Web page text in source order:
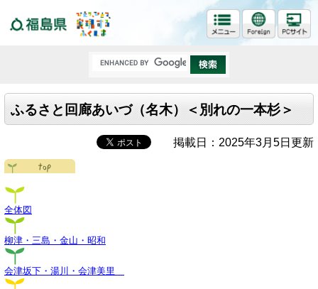
ふるさと回廊あいづ（名木）＜別れの一本杉＞
掲載日：2025年3月5日更新
全体図
柳津・三島・金山・昭和
会津坂下・湯川・会津美里